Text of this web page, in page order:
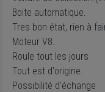
Boite automatique.
Tres bon état, rien à
Moteur V8.
Roule tout les jours
Tout est d'origine.
Possibilité d'échange